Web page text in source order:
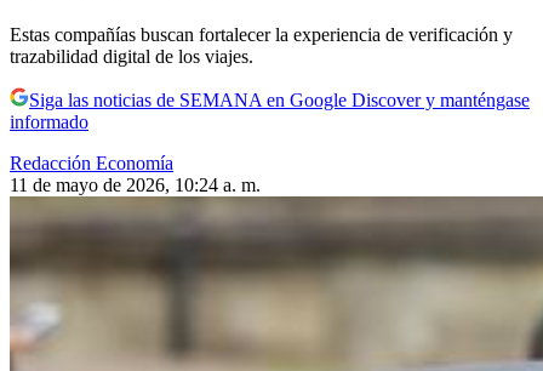
Estas compañías buscan fortalecer la experiencia de verificación y
trazabilidad digital de los viajes.
Siga las noticias de SEMANA en Google Discover y manténgase
informado
Redacción Economía
11 de mayo de 2026, 10:24 a. m.